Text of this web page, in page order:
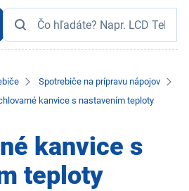
Spotrebiče na prípravu nápojov
kanvice s nastavením teploty
kanvice s
teploty